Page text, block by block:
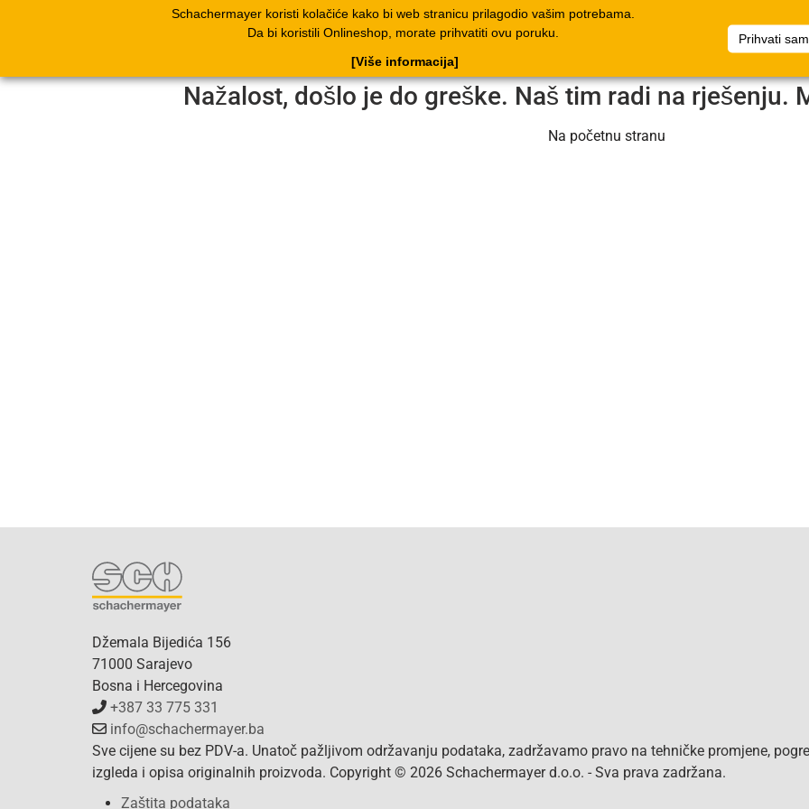
Schachermayer koristi kolačiće kako bi web stranicu prilagodio vašim potrebama.
Da bi koristili Onlineshop, morate prihvatiti ovu poruku.
Prihvati
[Više informacija]
Proizvodi Katalog Dokumenti Poduzeće Popis artikala Dokumenti
Nažalost, došlo je do greške. Naš tim radi na rješenju.
Na početnu stranu
Džemala Bijedića 156
71000 Sarajevo
Bosna i Hercegovina
+387 33 775 331
info@schachermayer.ba
Sve cijene su bez PDV-a. Unatoč pažljivom održavanju podataka, zadržavamo pravo na tehničke promjene,
izgleda i opisa originalnih proizvoda. Copyright © 2026 Schachermayer d.o.o. - Sva prava zadržana.
Zaštita podataka